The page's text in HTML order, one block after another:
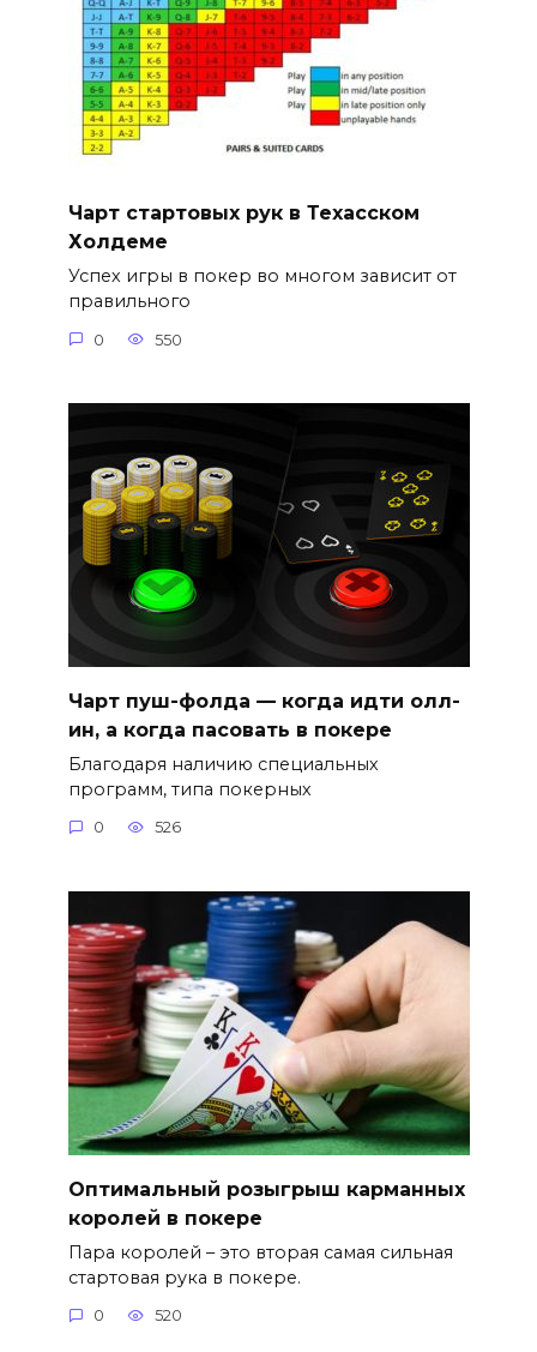
Чарт стартовых рук в Техасском
Холдеме
Успех игры в покер во многом зависит от
правильного
0 550
Чарт пуш-фолда — когда идти олл-
ин, а когда пасовать в покере
Благодаря наличию специальных
программ, типа покерных
0 526
Оптимальный розыгрыш карманных
королей в покере
Пара королей – это вторая самая сильная
стартовая рука в покере.
0 520